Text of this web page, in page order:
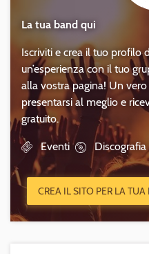
La tua band qui
Iscriviti e crea il tuo profilo
un’esperienza con il tuo
alla vostra pagina! Un
presentarsi al meglio e
gratuito.
Eventi Discografia
CREA IL SITO PER LA